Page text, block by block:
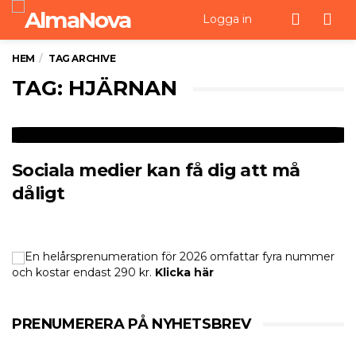
Logga in
HEM TAG ARCHIVE
TAG: HJÄRNAN
Sociala medier kan få dig att må
dåligt
En helårsprenumeration för 2026 omfattar fyra nummer
och kostar endast 290 kr. Klicka här
PRENUMERERA PÅ NYHETSBREV